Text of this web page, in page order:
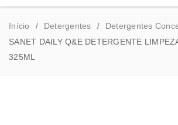
Início / Detergentes / Detergentes
SANET DAILY Q&E DETERGENTE
325ML